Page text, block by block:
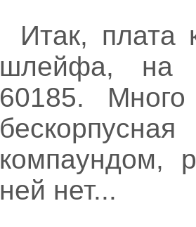
Итак, плата
шлейфа, на
60185.
компаундом,
ней нет...